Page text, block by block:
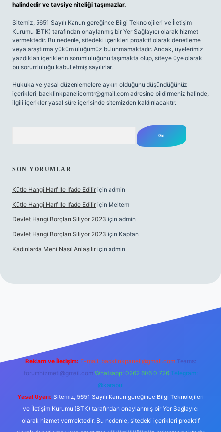
halindedir ve tavsiye niteliği taşımazlar.
Sitemiz, 5651 Sayılı Kanun gereğince Bilgi Teknolojileri ve İletişim
Kurumu (BTK) tarafından onaylanmış bir Yer Sağlayıcı olarak hizmet
vermektedir. Bu nedenle, sitedeki içerikleri proaktif olarak denetleme
veya araştırma yükümlülüğümüz bulunmamaktadır. Ancak, üyelerimiz
yazdıkları içeriklerin sorumluluğunu taşımakta olup, siteye üye olarak
bu sorumluluğu kabul etmiş sayılırlar.
Hukuka ve yasal düzenlemelere aykırı olduğunu düşündüğünüz
içerikleri, backlinkpanelicomtr@gmail.com adresine bildirmeniz halinde,
ilgili içerikler yasal süre içerisinde sitemizden kaldırılacaktır.
SON YORUMLAR
Kütle Hangi Harf Ile Ifade Edilir için admin
Kütle Hangi Harf Ile Ifade Edilir için Meltem
Devlet Hangi Borçları Siliyor 2023 için admin
Devlet Hangi Borçları Siliyor 2023 için Kaptan
Kadınlarda Meni Nasıl Anlaşılır için admin
Betexper
Reklam ve İletişim: E-mail: backlinkpaneli@gmail.com Teams:
forumhizmeti@gmail.com Whatsapp: 0262 606 0 726 Telegram:
@karabul
Yasal Uyarı: Sitemiz, 5651 Sayılı Kanun gereğince Bilgi Teknolojileri
ve İletişim Kurumu (BTK) tarafından onaylanmış bir Yer Sağlayıcı
olarak hizmet vermektedir. Bu nedenle, sitedeki içerikleri proaktif